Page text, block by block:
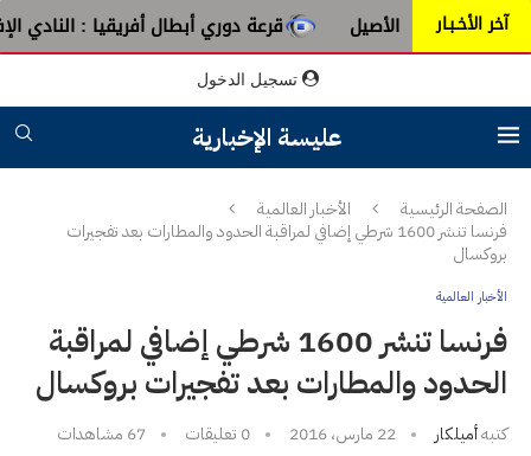
آخر الأخـبـار
عبق الطرب الأصيل قرعة دوري أبطال أفريقيا : النادي
تسجيل الدخول
عليسة الإخبارية
الصفحة الرئيسية
الأخبار العالمية
فرنسا تنشر 1600 شرطي إضافي لمراقبة الحدود والمطارات بعد تفجيرات
بروكسال
الأخبار العالمية
فرنسا تنشر 1600 شرطي إضافي لمراقبة
الحدود والمطارات بعد تفجيرات بروكسال
كتبهأميلكار 22 مارس، 2016 0 تعليقات 67 مشاهدات